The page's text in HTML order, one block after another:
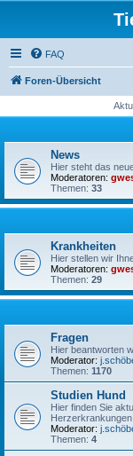
FAQ
Foren-Übersicht
News
Hier steht das
Moderatoren:
Themen: 33
Krankheiten
Hier stellen wir
Moderatoren:
Themen: 29
Fragen
Hier beantworten
Moderator:
Themen: 1170
Studien Hund
Hier finden Sie
Moderator:
Themen: 4